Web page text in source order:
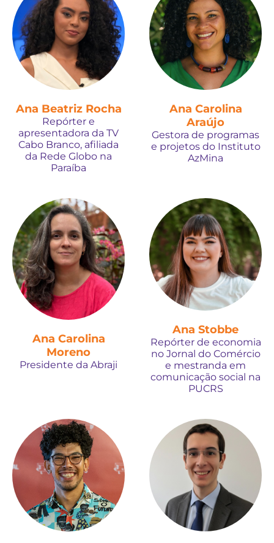
Ana Beatriz Rocha
Repórter e
apresentadora da TV
Cabo Branco, afiliada
da Rede Globo na
Paraíba
Ana Carolina
Araújo
Gestora de programas
e projetos do Instituto
AzMina
Ana Carolina
Moreno
Presidente da Abraji
Ana Stobbe
Repórter de economia
no Jornal do Comércio
e mestranda em
comunicação social na
PUCRS